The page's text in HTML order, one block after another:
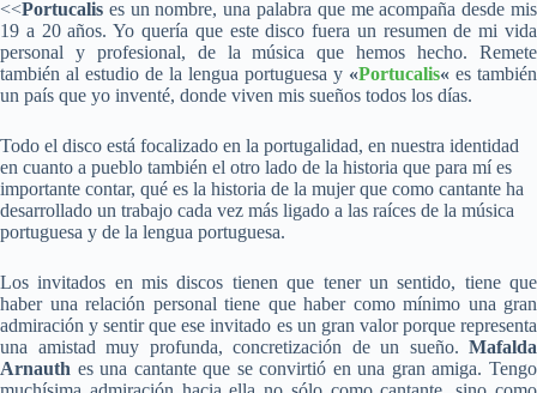
<<Portucalis es un nombre, una palabra que me acompaña desde mis
19 a 20 años. Yo quería que este disco fuera un resumen de mi vida
personal y profesional, de la música que hemos hecho. Remete
también al estudio de la lengua portuguesa y «Portucalis« es también
un país que yo inventé, donde viven mis sueños todos los días.
Todo el disco está focalizado en la portugalidad, en nuestra identidad
en cuanto a pueblo también el otro lado de la historia que para mí es
importante contar, qué es la historia de la mujer que como cantante ha
desarrollado un trabajo cada vez más ligado a las raíces de la música
portuguesa y de la lengua portuguesa.
Los invitados en mis discos tienen que tener un sentido, tiene que
haber una relación personal tiene que haber como mínimo una gran
admiración y sentir que ese invitado es un gran valor porque representa
una amistad muy profunda, concretización de un sueño. Mafalda
Arnauth es una cantante que se convirtió en una gran amiga. Tengo